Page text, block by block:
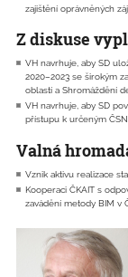
zajištění oprávněných
Z diskuse
VH navrhuje, aby SD
2020–2023 se širokým
oblastí a Shromáždění
VH navrhuje, aby SD
přístupu k určeným
Valná
Vznik aktivu realizace
Kooperaci ČKAIT s
zavádění metody BIM v